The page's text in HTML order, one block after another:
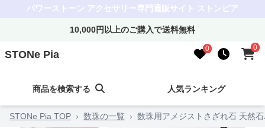
パワーストーン アクセサリー専門通販サイト ストンピア
10,000円以上のご購入で送料無料
STONe Pia 0 0
商品を検索する 人気ランキング
STONe Pia TOP › 数珠の一覧 › 数珠用アメジストさざれ石 天然